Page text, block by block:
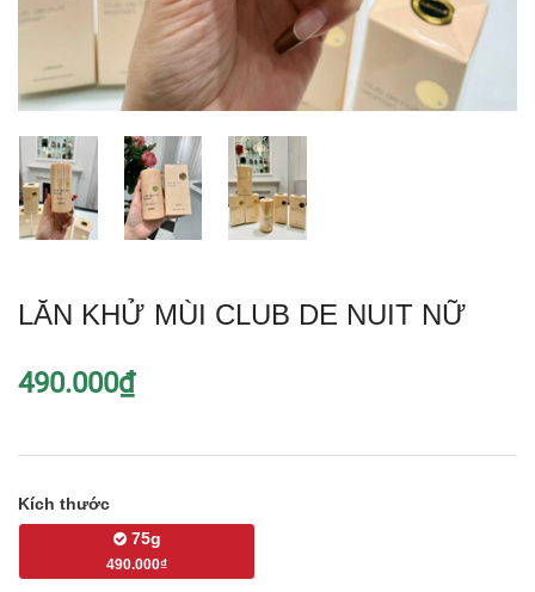
LĂN KHỬ MÙI CLUB DE NUIT NỮ
490.000₫
Kích thước
75g
490.000₫